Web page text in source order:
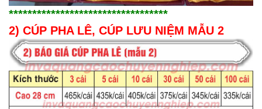
**********************************
2) CÚP PHA LÊ, CÚP LƯU NIỆM MẪU 2